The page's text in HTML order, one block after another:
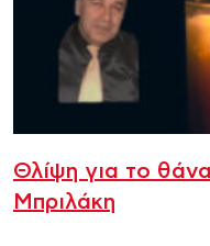
Θλίψη για το
Μπριλάκη